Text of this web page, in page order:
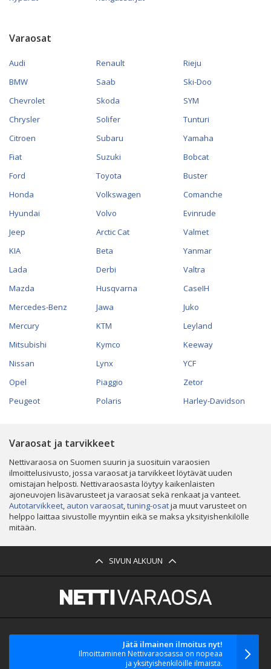
Varaosat
Audi
BMW
Chevrolet
Chrysler
Citroen
Fiat
Ford
Honda
Hyundai
Jeep
KIA
Lada
Mazda
Mercedes-Benz
Mercury
Mitsubishi
Nissan
Opel
Peugeot
Renault
Saab
Skoda
Solifer
Subaru
Suzuki
Toyota
Volkswagen
Volvo
Arctic Cat
Beta
Derbi
Husqvarna
Jawa
KTM
Kymco
Lynx
Piaggio
Polaris
Rieju
Ski-Doo
SYM
Tunturi
Yamaha
Bobcat
Buster
Comanche
Evinrude
Valmet
Yanmar
Valtra
CaseIH
Juko
Leyland
Keeway
YCF
Zetor
Harley-Davidson
Varaosat ja tarvikkeet
Nettivaraosa on Suomen suurin ja suosituin varaosien
ilmoittelusivusto, jossa varaosat ja tarvikkeet löytävät uuden
omistajan helposti. Nettivaraosasta löytyy kaikenlaisten
ajoneuvojen lisävarusteet ja varaosat sekä renkaat ja vanteet.
Autotarvikkeet, auton varaosat,tuning-osatja muut varusteet on
helppo laittaa sivustolle myyntiin eikä se maksa yksityishenkilölle
mitään.
SIVUN ALKUUN
Jätä ilmainen ilmoitus nyt!
Ilmoittaminen Nettivaraosassa on nopeaa
ja yksityishenkilöille ilmaista.